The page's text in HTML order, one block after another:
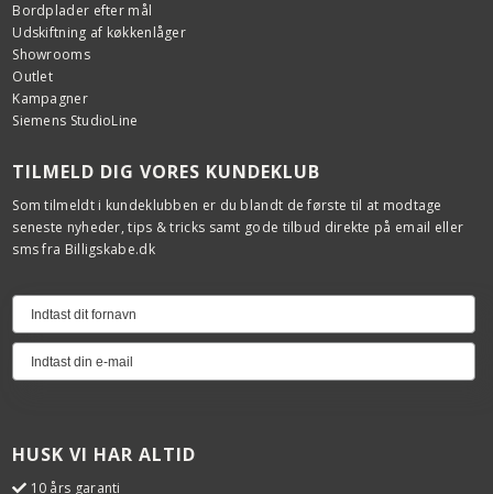
Bordplader efter mål
Udskiftning af køkkenlåger
Showrooms
Outlet
Kampagner
Siemens StudioLine
TILMELD DIG VORES KUNDEKLUB
Som tilmeldt i kundeklubben er du blandt de første til at modtage
seneste nyheder, tips & tricks samt gode tilbud direkte på email eller
sms fra Billigskabe.dk
HUSK VI HAR ALTID
10 års garanti